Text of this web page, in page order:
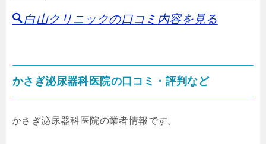
白山クリニックの口コミ内容を見る
かさぎ泌尿器科医院の口コミ・評判など
かさぎ泌尿器科医院の業者情報です。